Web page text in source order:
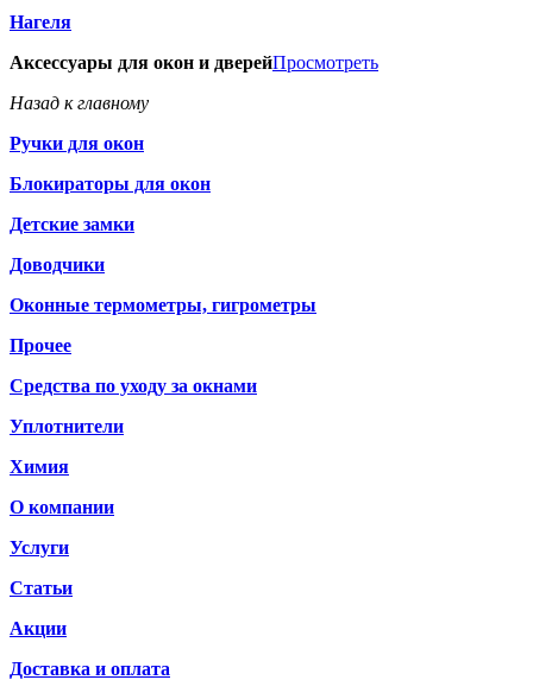
Нагеля
Аксессуары для окон и дверейПросмотреть
Назад к главному
Ручки для окон
Блокираторы для окон
Детские замки
Доводчики
Оконные термометры, гигрометры
Прочее
Средства по уходу за окнами
Уплотнители
Химия
О компании
Услуги
Статьи
Акции
Доставка и оплата